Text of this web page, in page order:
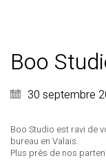
Boo
30 septembre
Boo Studio est ravi de
bureau en Valais.
Plus près de nos